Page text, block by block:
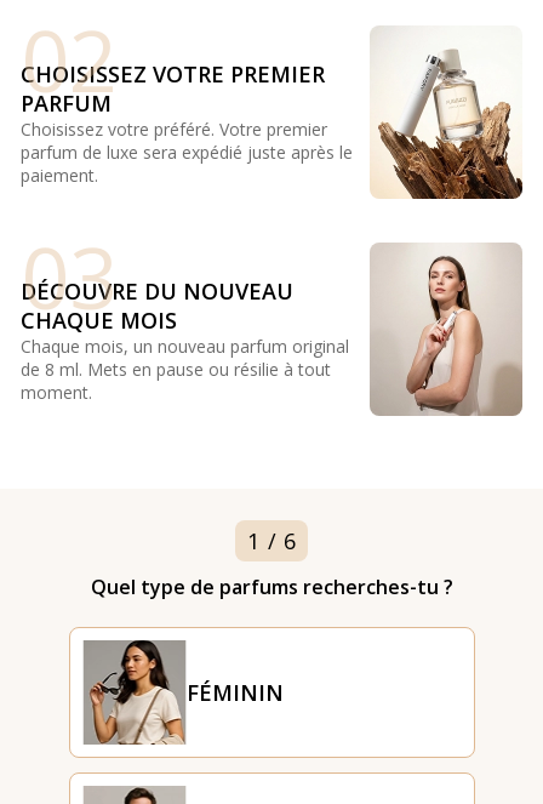
02
CHOISISSEZ VOTRE PREMIER
PARFUM
Choisissez votre préféré. Votre premier
parfum de luxe sera expédié juste après le
paiement.
03
DÉCOUVRE DU NOUVEAU
CHAQUE MOIS
Chaque mois, un nouveau parfum original
de 8 ml. Mets en pause ou résilie à tout
moment.
1 / 6
Quel type de parfums recherches-tu ?
FÉMININ